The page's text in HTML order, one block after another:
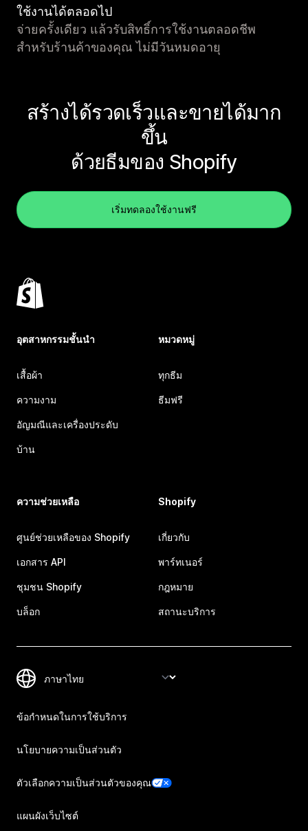
ใช้งานได้ตลอดไป
จ่ายครั้งเดียว แล้วรับสิทธิ์การใช้งานตลอดชีพ
สำหรับร้านค้าของคุณ ไม่มีวันหมดอายุ
สร้างได้รวดเร็วและขายได้มาก
ขึ้น
ด้วยธีมของ Shopify
เริ่มทดลองใช้งานฟรี
อุตสาหกรรมชั้นนำ
เสื้อผ้า
ความงาม
อัญมณีและเครื่องประดับ
บ้าน
หมวดหมู่
ทุกธีม
ธีมฟรี
ความช่วยเหลือ
ศูนย์ช่วยเหลือของ Shopify
เอกสาร API
ชุมชน Shopify
บล็อก
Shopify
เกี่ยวกับ
พาร์ทเนอร์
กฎหมาย
สถานะบริการ
ข้อกำหนดในการใช้บริการ
นโยบายความเป็นส่วนตัว
ตัวเลือกความเป็นส่วนตัวของคุณ
แผนผังเว็บไซต์